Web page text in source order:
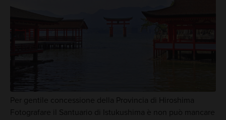
Per gentile concessione della Provincia di Hiroshima
Fotografare il Santuario di Istukushima è non può mancare